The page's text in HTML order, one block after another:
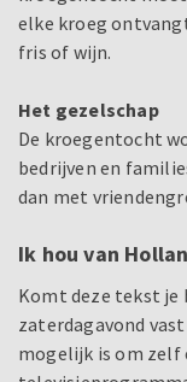
elke kroeg
fris of wijn.
Het gezelschap
De kroegentocht
bedrijven en
dan met
Ik hou van
Komt deze tekst je
zaterdagavond
mogelijk is om zelf